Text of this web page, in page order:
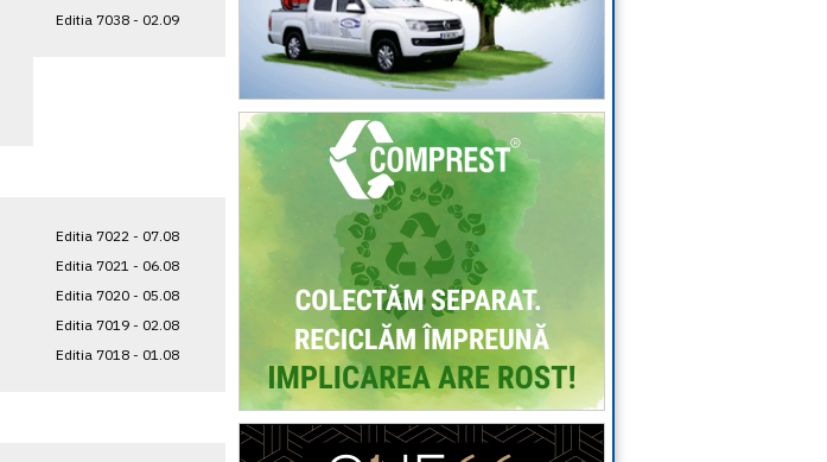
Editia 7038 - 02.09
Editia 7022 - 07.08
Editia 7021 - 06.08
Editia 7020 - 05.08
Editia 7019 - 02.08
Editia 7018 - 01.08